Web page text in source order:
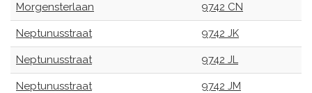
Morgensterlaan 9742 CN
Neptunusstraat 9742 JK
Neptunusstraat 9742 JL
Neptunusstraat 9742 JM